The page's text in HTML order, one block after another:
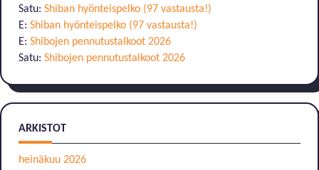
Satu: Shiban hyönteispelko (97 vastausta!)
E: Shiban hyönteispelko (97 vastausta!)
E: Shibojen pennutustalkoot 2026
Satu: Shibojen pennutustalkoot 2026
ARKISTOT
heinäkuu 2026